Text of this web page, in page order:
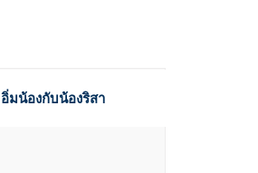
อิ่มน้องกับน้องริสา